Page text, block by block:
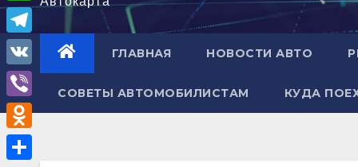
ГЛАВНАЯ НОВОСТИ АВТО
СОВЕТЫ АВТОМОБИЛИСТАМ КУДА
W
h
a
A
T
e
l
e
g
V
K
V
i
b
O